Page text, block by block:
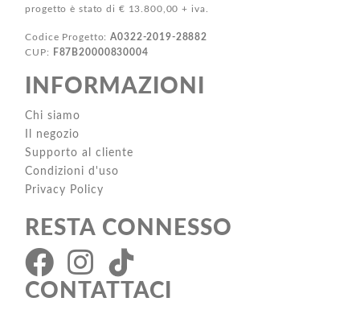
progetto è stato di € 13.800,00 + iva.
Codice Progetto:A0322-2019-28882
CUP:
F87B20000830004
INFORMAZIONI
Chi siamo
Il negozio
Supporto al cliente
Condizioni d'uso
Privacy Policy
RESTA CONNESSO
CONTATTACI